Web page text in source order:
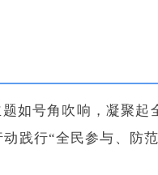
号角吹响，凝聚起
行“全民参与、防